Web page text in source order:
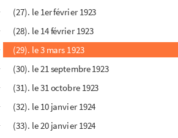
(27). le 1er février 1923
(28). le 14 février 1923
(29). le 3 mars 1923
(30). le 21 septembre 1923
(31). le 31 octobre 1923
(32). le 10 janvier 1924
(33). le 20 janvier 1924